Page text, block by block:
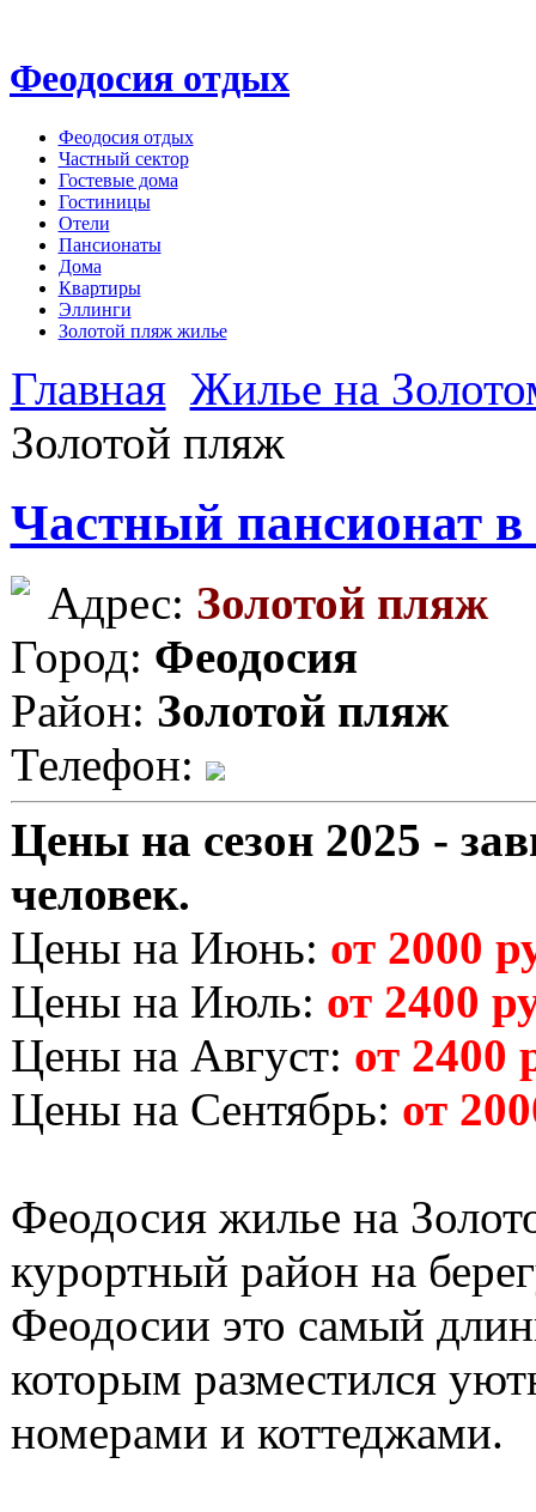
Феодосия отдых
Феодосия отдых
Частный сектор
Гостевые дома
Гостиницы
Отели
Пансионаты
Дома
Квартиры
Эллинги
Золотой пляж жилье
Главная Жилье на
Золотой пляж
Частный пансионат
Адрес: Золотой пляж
Город: Феодосия
Район: Золотой пляж
Телефон:
Цены на сезон 2025 -
человек.
Цены на Июнь: от 2000
Цены на Июль: от 2400
Цены на Август: от 2400
Цены на Сентябрь: от
Феодосия жилье на
курортный район на
Феодосии это самый
которым разместился
номерами и коттеджами.